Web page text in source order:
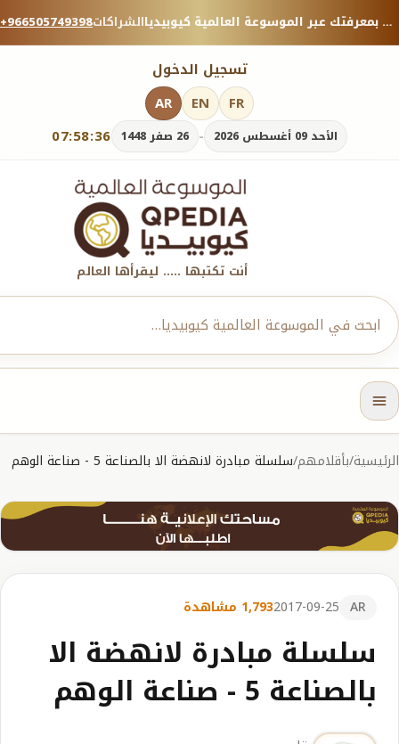
+966505749398الشراكات منصة معرفية موثوقة — شارك بمعرفتك عبر الموسوعة العالمية كيوبيديا.
تسجيل الدخول
07:58:36 الأحد 09 أغسطس 2026 - 26 صفر 1448
AR EN FR
أنت تكتبها ..... ليقرأها العالم
الرئيسية/بأقلامهم/سلسلة مبادرة لانهضة الا بالصناعة 5 - صناعة الوهم
AR
2017-09-251,793 مشاهدة
سلسلة مبادرة لانهضة الا
بالصناعة 5 - صناعة الوهم